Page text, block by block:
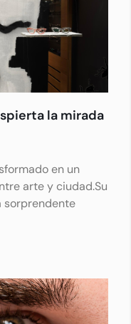
la mirada
en un
arte y ciudad.Su
sorprendente